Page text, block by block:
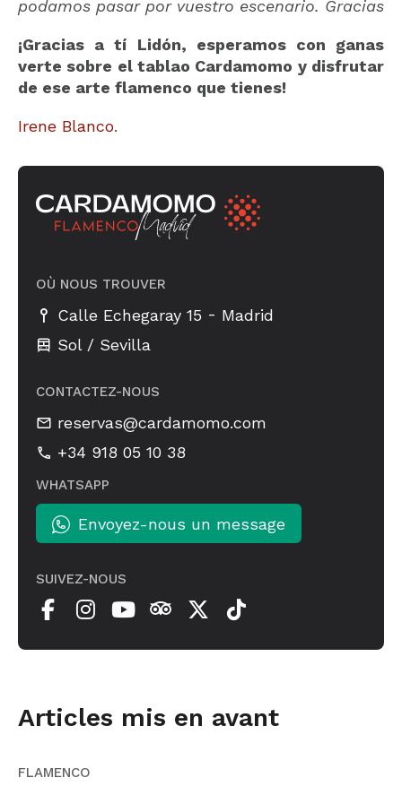
podamos pasar por vuestro escenario. Gracias
¡Gracias a tí Lidón, esperamos con ganas
verte sobre el tablao Cardamomo y disfrutar
de ese arte flamenco que tienes!
Irene Blanco.
OÙ NOUS TROUVER
Calle Echegaray 15 - Madrid
Sol / Sevilla
CONTACTEZ-NOUS
reservas@cardamomo.com
+34 918 05 10 38
WHATSAPP
Envoyez-nous un message
SUIVEZ-NOUS
Articles mis en avant
FLAMENCO